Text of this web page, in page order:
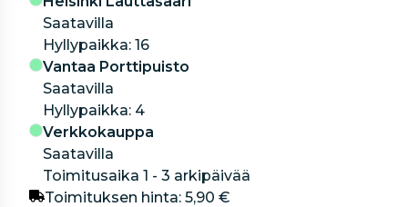
Saatavilla
hyllypaikka: 16
Vantaa Porttipuisto
Saatavilla
hyllypaikka: 4
Verkkokauppa
Saatavilla
Toimitusaika 1 - 3 arkipäivää
Toimituksen hinta: 5,90 €